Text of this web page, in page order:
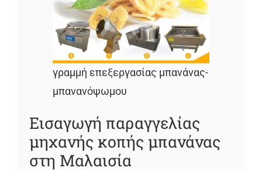
γραμμή επεξεργασίας μπανάνας-
μπανανόψωμου
Εισαγωγή παραγγελίας
μηχανής κοπής μπανάνας
στη Μαλαισία